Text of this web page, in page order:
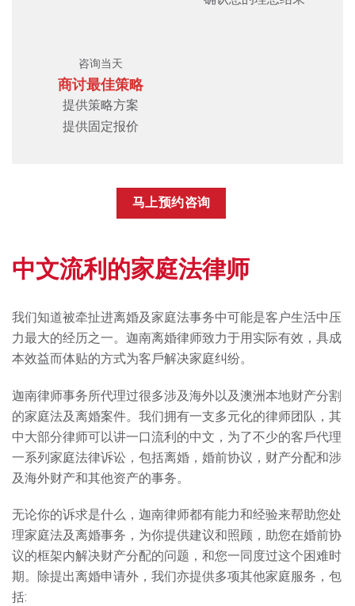
咨询当天
商讨最佳策略
提供策略方案
提供固定报价
⻢上预约咨询
中文流利的家庭法律师
我们知道被牵扯进离婚及家庭法事务中可能是客户生活中压
力最⼤的经历之⼀。迦南离婚律师致力于⽤实际有效，具成
本效益而体贴的方式为客⼾解决家庭纠纷。
迦南律师事务所代理过很多涉及海外以及澳洲本地财产分割
的家庭法及离婚案件。我们拥有⼀⽀多元化的律师团队，其
中⼤部分律师可以讲⼀⼝流利的中⽂，为了不少的客⼾代理
⼀系列家庭法律诉讼，包括离婚，婚前协议，财产分配和涉
及海外财产和其他资产的事务。
⽆论你的诉求是什么，迦南律师都有能⼒和经验来帮助您处
理家庭法及离婚事务，为你提供建议和照顾，助您在婚前协
议的框架内解决财产分配的问题，和您⼀同度过这个困难时
期。除提出离婚申请外，我们亦提供多项其他家庭服务，包
括: